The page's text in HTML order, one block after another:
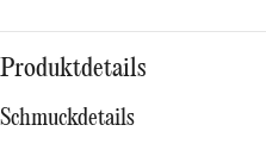
Eheringe
MIT EDELSTEIN
SCHMUCK MIT LAB
LUXURIÖSE
Produktdetails
Schmuckdetails